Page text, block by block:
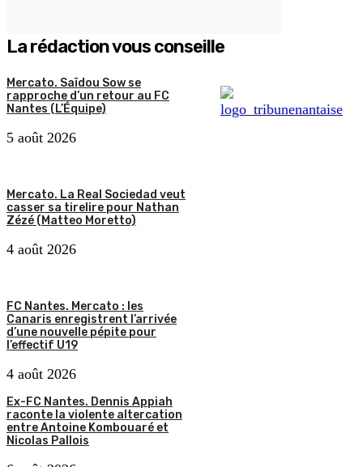
La rédaction vous conseille
Mercato. Saïdou Sow se
rapproche d’un retour au FC
Nantes (L’Équipe)
5 août 2026
Mercato. La Real Sociedad veut
casser sa tirelire pour Nathan
Zézé (Matteo Moretto)
4 août 2026
FC Nantes. Mercato : les
Canaris enregistrent l’arrivée
d’une nouvelle pépite pour
l’effectif U19
4 août 2026
Ex-FC Nantes. Dennis Appiah
raconte la violente altercation
entre Antoine Kombouaré et
Nicolas Pallois